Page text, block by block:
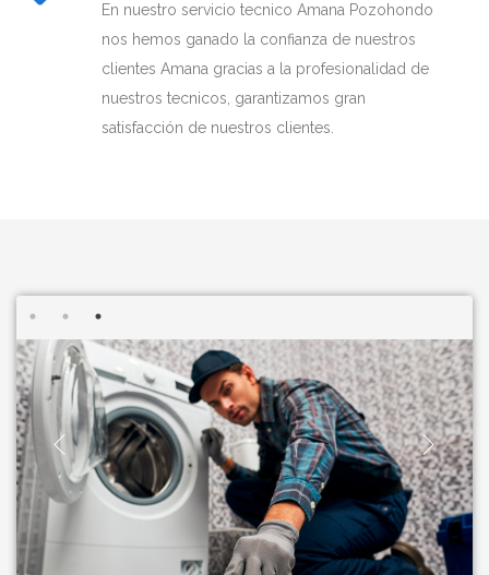
En nuestro servicio tecnico Amana Pozohondo
nos hemos ganado la confianza de nuestros
clientes Amana gracias a la profesionalidad de
nuestros tecnicos, garantizamos gran
satisfacción de nuestros clientes.